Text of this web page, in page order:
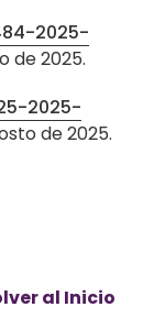
2025-
de 2025.
2025-
de 2025.
al Inicio